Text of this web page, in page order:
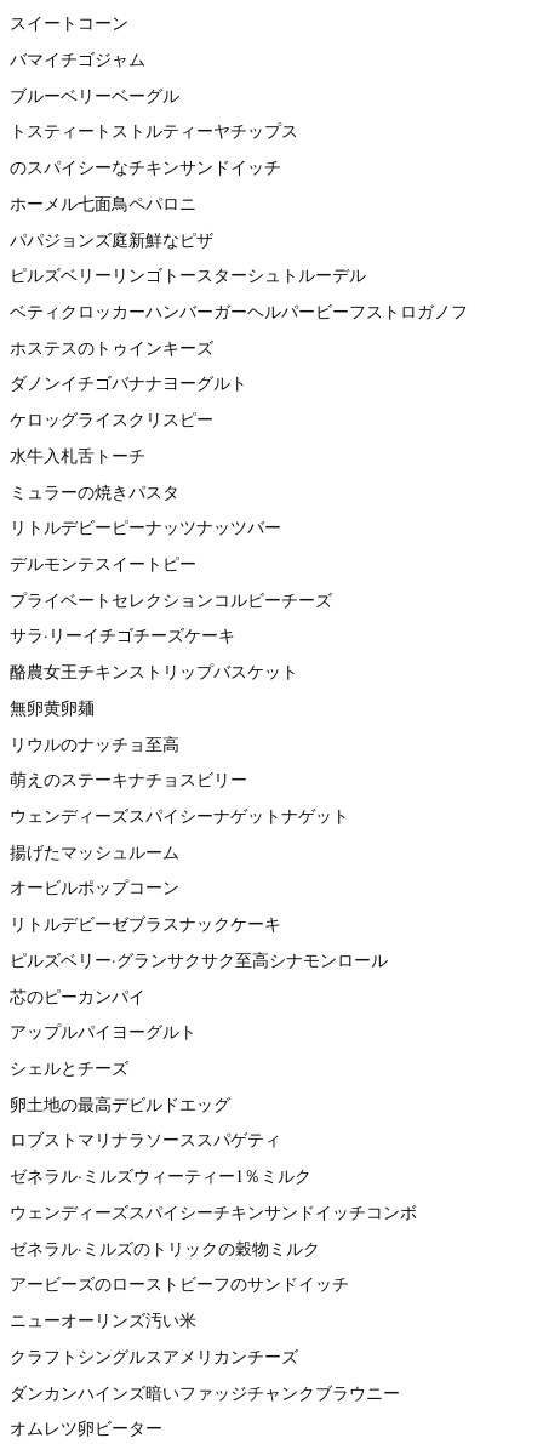
スイートコーン
バマイチゴジャム
ブルーベリーベーグル
トスティートストルティーヤチップス
のスパイシーなチキンサンドイッチ
ホーメル七面鳥ペパロニ
パパジョンズ庭新鮮なピザ
ピルズベリーリンゴトースターシュトルーデル
ベティクロッカーハンバーガーヘルパービーフストロガノフ
ホステスのトゥインキーズ
ダノンイチゴバナナヨーグルト
ケロッグライスクリスピー
水牛入札舌トーチ
ミュラーの焼きパスタ
リトルデビーピーナッツナッツバー
デルモンテスイートピー
プライベートセレクションコルビーチーズ
サラ·リーイチゴチーズケーキ
酪農女王チキンストリップバスケット
無卵黄卵麺
リウルのナッチョ至高
萌えのステーキナチョスビリー
ウェンディーズスパイシーナゲットナゲット
揚げたマッシュルーム
オービルポップコーン
リトルデビーゼブラスナックケーキ
ピルズベリー·グランサクサク至高シナモンロール
芯のピーカンパイ
アップルパイヨーグルト
シェルとチーズ
卵土地の最高デビルドエッグ
ロブストマリナラソーススパゲティ
ゼネラル·ミルズウィーティー1％ミルク
ウェンディーズスパイシーチキンサンドイッチコンボ
ゼネラル·ミルズのトリックの穀物ミルク
アービーズのローストビーフのサンドイッチ
ニューオーリンズ汚い米
クラフトシングルスアメリカンチーズ
ダンカンハインズ暗いファッジチャンクブラウニー
オムレツ卵ビーター